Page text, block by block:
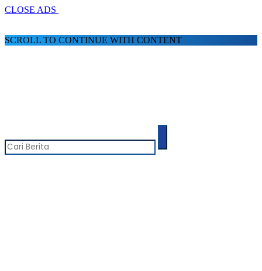
CLOSE ADS
SCROLL TO CONTINUE WITH CONTENT